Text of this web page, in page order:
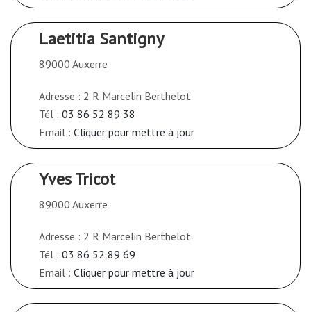
Laetitia Santigny
89000 Auxerre
Adresse : 2 R Marcelin Berthelot
Tél : 03 86 52 89 38
Email : Cliquer pour mettre à jour
Yves Tricot
89000 Auxerre
Adresse : 2 R Marcelin Berthelot
Tél : 03 86 52 89 69
Email : Cliquer pour mettre à jour